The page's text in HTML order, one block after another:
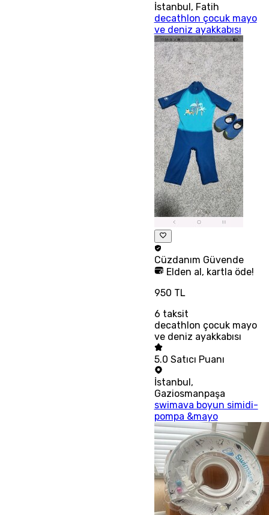
İstanbul, Fatih
decathlon çocuk mayo
ve deniz ayakkabısı
Cüzdanım Güvende
Elden al, kartla öde!
950 TL
6 taksit
decathlon çocuk mayo
ve deniz ayakkabısı
5.0 Satıcı Puanı
İstanbul,
Gaziosmanpaşa
swimava boyun simidi-
pompa &mayo